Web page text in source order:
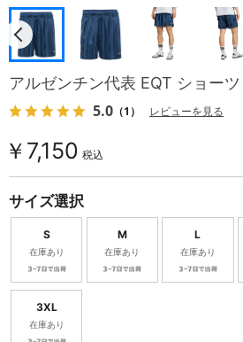
アルゼンチン代表 EQT ショーツ
5.0 （1） レビューを見る
￥7,150 税込
サイズ選択
S
在庫あり
M
在庫あり
L
在庫あり
3XL
在庫あり